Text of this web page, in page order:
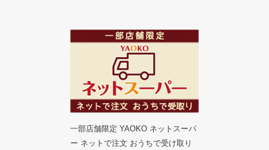
一部店舗限定 YAOKO ネットスーパ
ー ネットで注文 おうちで受け取り